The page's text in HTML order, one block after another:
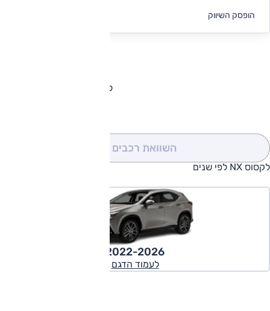
הופסק השיווק
להורדת קטלוג לקסוס NX
השוואת רכבים
לקסוס NX לפי שנים
2022-2026
לעמוד הדגם